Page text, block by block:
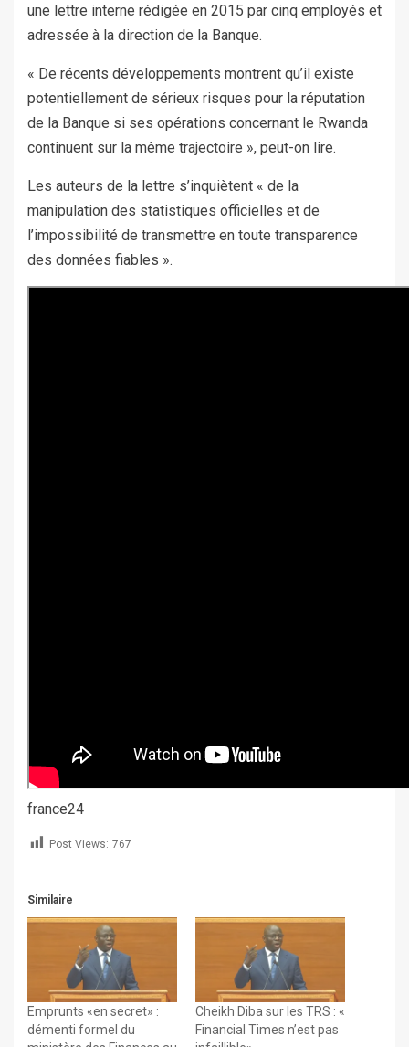
une lettre interne rédigée en 2015 par cinq employés et
adressée à la direction de la Banque.
« De récents développements montrent qu’il existe
potentiellement de sérieux risques pour la réputation
de la Banque si ses opérations concernant le Rwanda
continuent sur la même trajectoire », peut-on lire.
Les auteurs de la lettre s’inquiètent « de la
manipulation des statistiques officielles et de
l’impossibilité de transmettre en toute transparence
des données fiables ».
france24
Post Views: 767
Similaire
Emprunts «en secret» :
démenti formel du
Cheikh Diba sur les TRS : «
Financial Times n’est pas